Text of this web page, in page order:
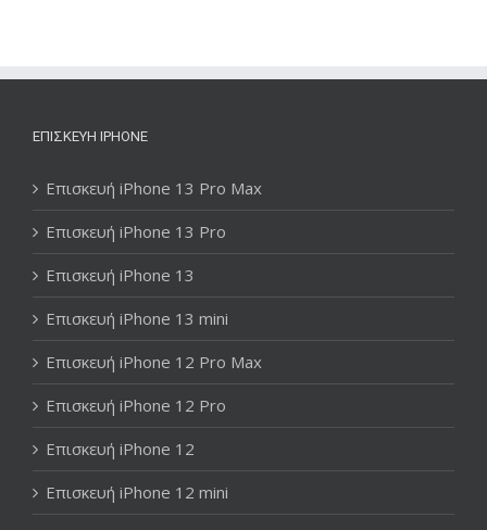
ΕΠΙΣΚΕΥΉ IPHONE
Επισκευή iPhone 13 Pro Max
Επισκευή iPhone 13 Pro
Επισκευή iPhone 13
Επισκευή iPhone 13 mini
Επισκευή iPhone 12 Pro Max
Επισκευή iPhone 12 Pro
Επισκευή iPhone 12
Επισκευή iPhone 12 mini